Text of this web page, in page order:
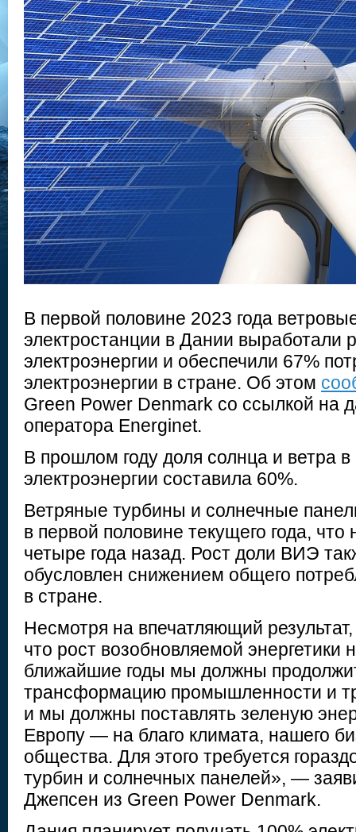
В первой половине 2023 года
электростанции в Дании выработали
электроэнергии и обеспечили 67%
электроэнергии в стране. Об этом
Green Power Denmark со ссылкой на
оператора Energinet.
В прошлом году доля солнца и ветра
электроэнергии составила 60%.
Ветряные турбины и солнечные
в первой половине текущего года,
четыре года назад. Рост доли ВИЭ
обусловлен снижением общего
в стране.
Несмотря на впечатляющий
что рост возобновляемой энергетики
ближайшие годы мы должны
трансформацию промышленности и
и мы должны поставлять зеленую
Европу — на благо климата, нашего
общества. Для этого требуется
турбин и солнечных панелей», —
Джепсен из Green Power Denmark.